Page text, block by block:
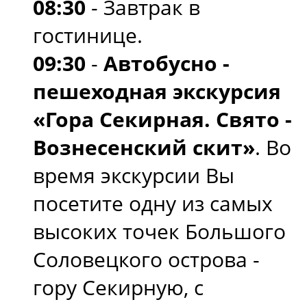
08:30 - Завтрак в
гостинице.
09:30 - Автобусно -
пешеходная экскурсия
«Гора Секирная. Свято -
Вознесенский скит». Во
время экскурсии Вы
посетите одну из самых
высоких точек Большого
Соловецкого острова -
гору Секирную, с